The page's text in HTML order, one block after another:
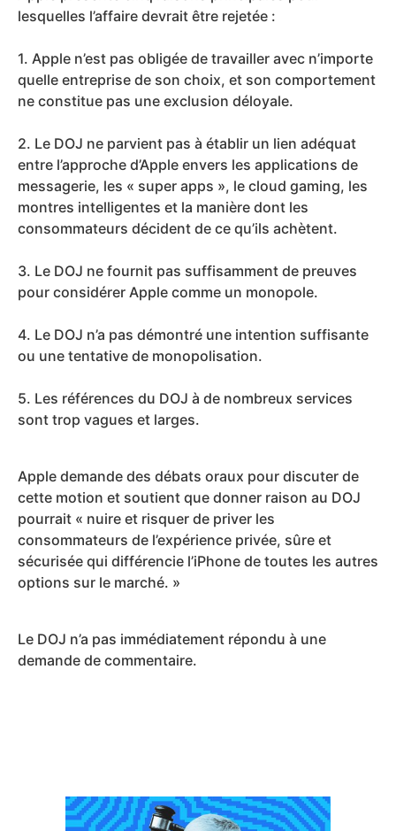
lesquelles l’affaire devrait être rejetée :
1. Apple n’est pas obligée de travailler avec n’importe
quelle entreprise de son choix, et son comportement
ne constitue pas une exclusion déloyale.
2. Le DOJ ne parvient pas à établir un lien adéquat
entre l’approche d’Apple envers les applications de
messagerie, les « super apps », le cloud gaming, les
montres intelligentes et la manière dont les
consommateurs décident de ce qu’ils achètent.
3. Le DOJ ne fournit pas suffisamment de preuves
pour considérer Apple comme un monopole.
4. Le DOJ n’a pas démontré une intention suffisante
ou une tentative de monopolisation.
5. Les références du DOJ à de nombreux services
sont trop vagues et larges.
Apple demande des débats oraux pour discuter de
cette motion et soutient que donner raison au DOJ
pourrait « nuire et risquer de priver les
consommateurs de l’expérience privée, sûre et
sécurisée qui différencie l’iPhone de toutes les autres
options sur le marché. »
Le DOJ n’a pas immédiatement répondu à une
demande de commentaire.